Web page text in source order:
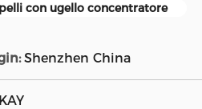
con ugello concentratore
Shenzhen China